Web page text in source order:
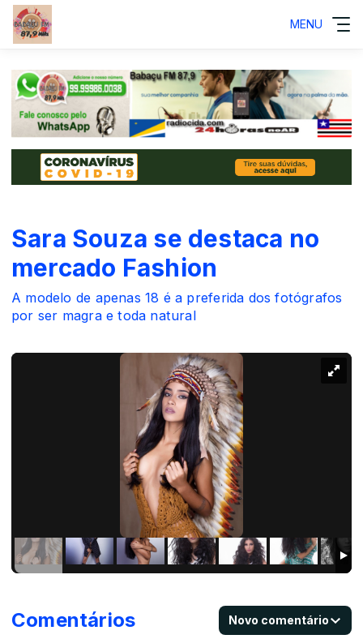
MENU
Sara Souza se destaca no
mercado Fashion
A modelo de apenas 18 é a preferida dos fotógrafos
por ser magra e toda natural
Comentários Novo comentário